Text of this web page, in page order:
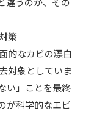
策
的なカビの漂白
対象としていま
い」ことを最終
が科学的なエビ